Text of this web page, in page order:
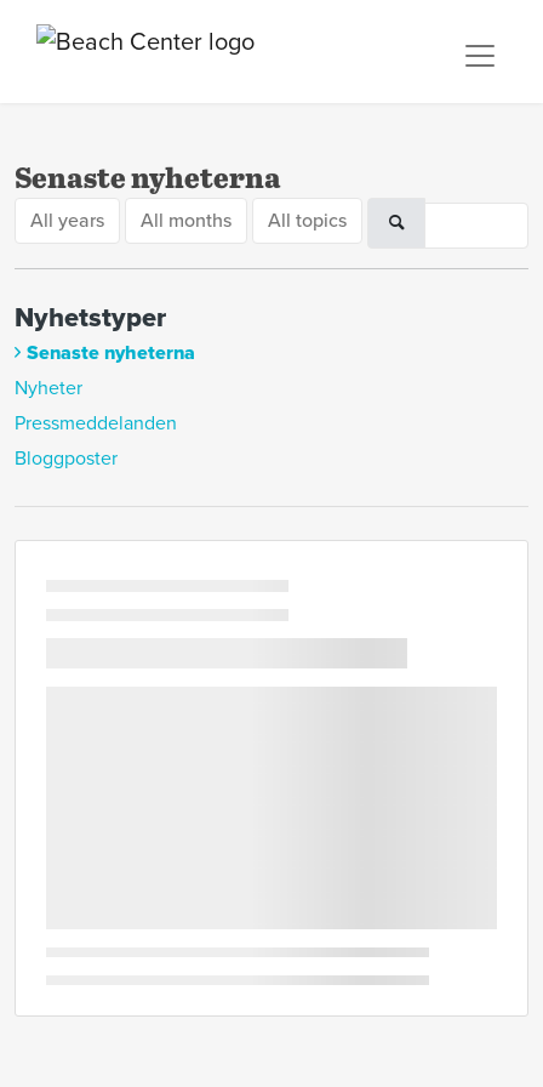
Senaste nyheterna
All years All months All topics
Nyhetstyper
Senaste nyheterna
Nyheter
Pressmeddelanden
Bloggposter